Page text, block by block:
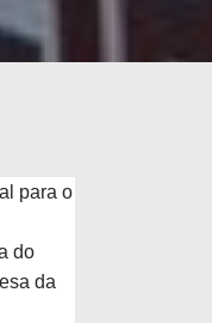
para o
do
da